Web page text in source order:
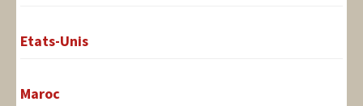
Etats-Unis
Maroc